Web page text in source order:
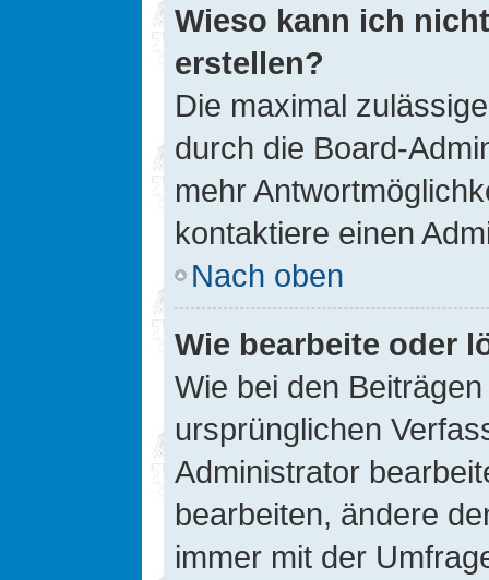
Wieso kann ich
erstellen?
Die maximal
durch die Board-
mehr
kontaktiere einen
Nach oben
Wie bearbeite oder
Wie bei den
ursprünglichen
Administrator
bearbeiten, ändere
immer mit der